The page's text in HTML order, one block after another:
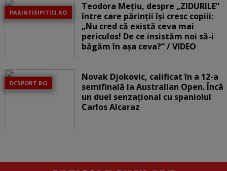
PARINTISIPITICI.RO
Teodora Mețiu, despre „ZIDURILE”
între care părinții își cresc copiii:
„Nu cred că există ceva mai
periculos! De ce insistăm noi să-i
băgăm în așa ceva?” / VIDEO
DCSPORT.RO
Novak Djokovic, calificat în a 12-a
semifinală la Australian Open. Încă
un duel senzațional cu spaniolul
Carlos Alcaraz